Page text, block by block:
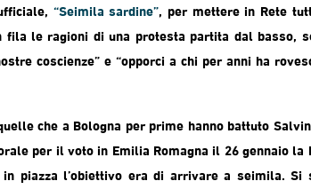
“Seimila sardine”, per mettere in Rete
le ragioni di una protesta partita dal basso,
coscienze” e “opporci a chi per anni ha
che a Bologna per prime hanno battuto
per il voto in Emilia Romagna il 26 gennaio la
piazza l’obiettivo era di arrivare a seimila. Si